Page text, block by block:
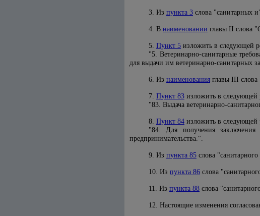
3. Из пункта 3 слова "санитарных
4. В наименовании главы II слова
5. Пункт 5 изложить в следующей
"5. Ветеринарно-санитарные
для выдачи им ветеринарно-санитарных
6. Из наименования главы III слова
7. Пункт 83 изложить в следующей
"83. Выдача ветеринарно-
8. Пункт 84 изложить в следующей
"84. Для получения заключения
предпринимательства.".
9. Из пункта 85 слова
10. Из пункта 86 слова
11. Из пункта 88 слова
12. Настоящие изменения